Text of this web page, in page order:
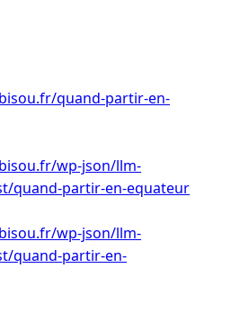
quand-partir-en-
wp-json/llm-
quand-partir-en-equateur
wp-json/llm-
quand-partir-en-